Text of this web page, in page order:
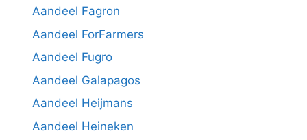
Aandeel Fagron
Aandeel ForFarmers
Aandeel Fugro
Aandeel Galapagos
Aandeel Heijmans
Aandeel Heineken